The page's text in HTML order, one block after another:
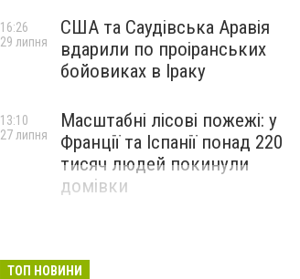
США та Саудівська Аравія
вдарили по проіранських
бойовиках в Іраку
16:26
29 липня
Масштабні лісові пожежі: у
Франції та Іспанії понад 220
тисяч людей покинули
домівки
13:10
27 липня
ТОП НОВИНИ